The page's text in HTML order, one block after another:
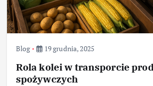
Blog 19 grudnia, 2025
Rola kolei w transporcie
spożywczych